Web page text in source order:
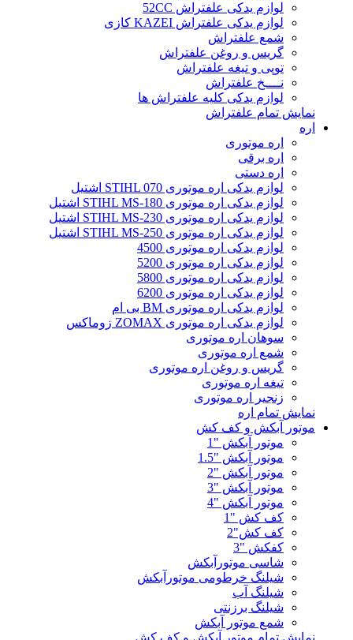
لوازم یدکی علفتراش 52CC
لوازم یدکی علفتراش KAZEI کازی
شمع علفتراش
گریس و روغن علفتراش
توپی و تیغه علفتراش
نــــخ علفتراش
لوازم یدکی کلیه علفتراش ها
نمایش تمام علفتراش
اره
اره موتوری
اره برقی
اره دستی
لوازم یدکی اره موتوری STIHL 070 اشتیل
لوازم یدکی اره موتوری STIHL MS-180 اشتیل
لوازم یدکی اره موتوری STIHL MS-230 اشتیل
لوازم یدکی اره موتوری STIHL MS-250 اشتیل
لوازم یدکی اره موتوری 4500
لوازم یدکی اره موتوری 5200
لوازم یدکی اره موتوری 5800
لوازم یدکی اره موتوری 6200
لوازم یدکی اره موتوری BM بی ام
لوازم یدکی اره موتوری ZOMAX زوماکس
سوهان اره موتوری
شمع اره موتوری
گریس و روغن اره موتوری
تیغه اره موتوری
زنجیر اره موتوری
نمایش تمام اره
موتور آبکش و کف کش
موتور آبکش "1
موتور آبکش "1.5
موتور آبکش "2
موتور آبکش "3
موتور آبکش "4
کف کش "1
کف کش"2
کفکش "3
شاسی موتورآبکش
شیلنگ خرطومی موتورآبکش
شیلنگ آب
شیلنگ برزنتی
شمع موتور آبکش
نمایش تمام موتور آبکش و کف کش